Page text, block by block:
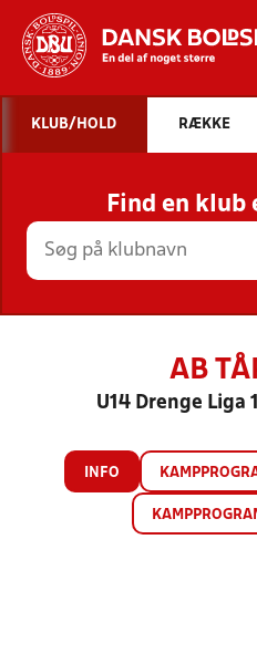
STILLINGER,
KLUB/HOLD RÆKKE
Find en klub
AB
U14 Drenge Liga
INFO